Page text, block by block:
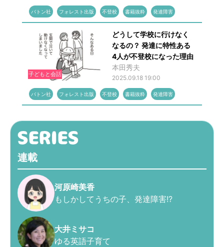
バトン社 フォレスト出版 不登校 書籍抜粋 発達障害
子どもと会話
どうして学校に行けなく
なるの？ 発達に特性ある
4人が不登校になった理由
本田秀夫
2025.09.18 19:00
バトン社 フォレスト出版 不登校 書籍抜粋 発達障害
連載
河原崎美香
もしかしてうちの子、発達障害!?
大井ミサコ
ゆる英語子育て